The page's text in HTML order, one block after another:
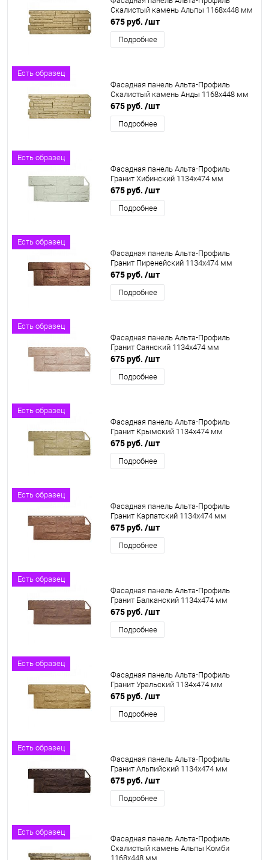
Скалистый камень Альпы 1168х448 мм
675 руб. /шт
Подробнее
Есть образец
Фасадная панель Альта-Профиль
Скалистый камень Анды 1168х448 мм
675 руб. /шт
Подробнее
Есть образец
Фасадная панель Альта-Профиль
Гранит Хибинский 1134х474 мм
675 руб. /шт
Подробнее
Есть образец
Фасадная панель Альта-Профиль
Гранит Пиренейский 1134х474 мм
675 руб. /шт
Подробнее
Есть образец
Фасадная панель Альта-Профиль
Гранит Саянский 1134х474 мм
675 руб. /шт
Подробнее
Есть образец
Фасадная панель Альта-Профиль
Гранит Крымский 1134х474 мм
675 руб. /шт
Подробнее
Есть образец
Фасадная панель Альта-Профиль
Гранит Карпатский 1134х474 мм
675 руб. /шт
Подробнее
Есть образец
Фасадная панель Альта-Профиль
Гранит Балканский 1134х474 мм
675 руб. /шт
Подробнее
Есть образец
Фасадная панель Альта-Профиль
Гранит Уральский 1134х474 мм
675 руб. /шт
Подробнее
Есть образец
Фасадная панель Альта-Профиль
Гранит Альпийский 1134х474 мм
675 руб. /шт
Подробнее
Есть образец
Фасадная панель Альта-Профиль
Скалистый камень Альпы Комби
1168х448 мм